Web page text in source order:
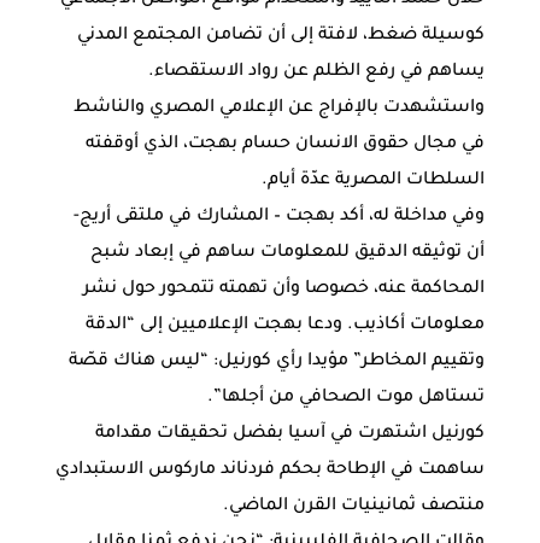
كوسيلة ضغط، لافتة إلى أن تضامن المجتمع المدني
يساهم في رفع الظلم عن رواد الاستقصاء.
واستشهدت بالإفراج عن الإعلامي المصري والناشط
في مجال حقوق الانسان حسام بهجت، الذي أوقفته
السلطات المصرية عدّة أيام.
وفي مداخلة له، أكد بهجت – المشارك في ملتقى أريج-
أن توثيقه الدقيق للمعلومات ساهم في إبعاد شبح
المحاكمة عنه، خصوصا وأن تهمته تتمحور حول نشر
معلومات أكاذيب. ودعا بهجت الإعلاميين إلى “الدقة
وتقييم المخاطر” مؤيدا رأي كورنيل: “ليس هناك قصّة
تستاهل موت الصحافي من أجلها”.
كورنيل اشتهرت في آسيا بفضل تحقيقات مقدامة
ساهمت في الإطاحة بحكم فردناند ماركوس الاستبدادي
منتصف ثمانينيات القرن الماضي.